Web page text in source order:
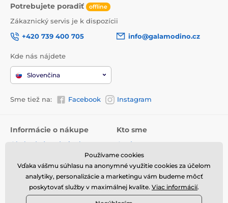
Potrebujete poradiť offline
Zákaznický servis je k dispozícii
+420 739 400 705
info@galamodino.cz
Kde nás nájdete
Slovenčina
Sme tiež na: Facebook Instagram
Informácie o nákupe
Obchodné podmienky
Vrátenie tovaru a reklamácie
Online vrátenie a reklamácia
Kto sme
O nás
Kontaktné údaje
Ochrana osobných údajov
Spolupráca s Galamodino
Používame cookies
Vďaka vášmu súhlasu na anonymné využitie cookies za účelom
analytiky, personalizácie a marketingu vám budeme môcť
poskytovať služby v maximálnej kvalite. Viac informácií.